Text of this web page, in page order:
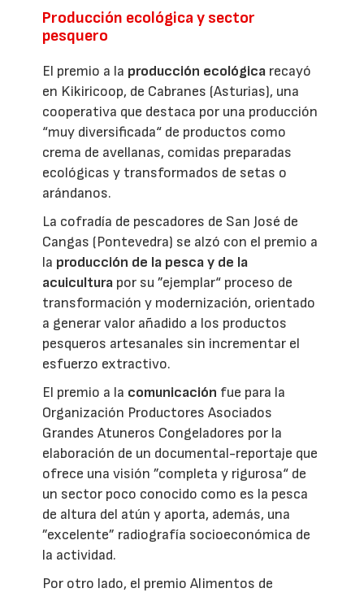
Producción ecológica y sector
pesquero
El premio a la producción ecológica recayó
en Kikiricoop, de Cabranes (Asturias), una
cooperativa que destaca por una producción
“muy diversificada“ de productos como
crema de avellanas, comidas preparadas
ecológicas y transformados de setas o
arándanos.
La cofradía de pescadores de San José de
Cangas (Pontevedra) se alzó con el premio a
la producción de la pesca y de la
acuicultura por su ”ejemplar“ proceso de
transformación y modernización, orientado
a generar valor añadido a los productos
pesqueros artesanales sin incrementar el
esfuerzo extractivo.
El premio a la comunicación fue para la
Organización Productores Asociados
Grandes Atuneros Congeladores por la
elaboración de un documental-reportaje que
ofrece una visión ”completa y rigurosa“ de
un sector poco conocido como es la pesca
de altura del atún y aporta, además, una
”excelente” radiografía socioeconómica de
la actividad.
Por otro lado, el premio Alimentos de